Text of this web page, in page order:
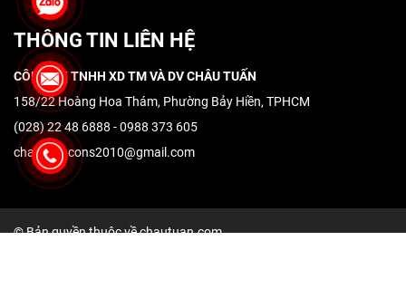
THÔNG TIN LIÊN HỆ
CÔNG TY TNHH XD TM VÀ DV CHÂU TUẤN
158/22 Hoàng Hoa Thám, Phường Bảy Hiền, TPHCM
(028) 22 48 6888 - 0988 373 605
chautuancons2010@gmail.com
© Bản quyền thuộc về chautuan.com